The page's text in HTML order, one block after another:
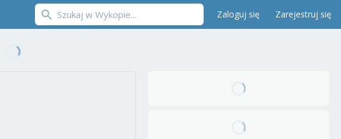
Zaloguj się Zarejestruj się